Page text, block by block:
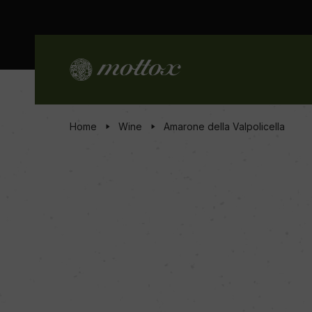
Home Wine Amarone della Valpolicella